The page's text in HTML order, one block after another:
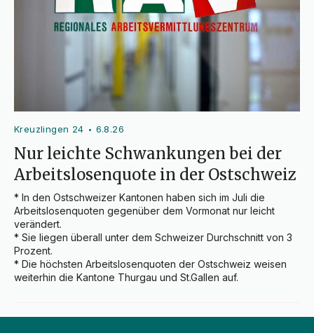
Kreuzlingen 24 • 6.8.26
Nur leichte Schwankungen bei der
Arbeitslosenquote in der Ostschweiz
* In den Ostschweizer Kantonen haben sich im Juli die
Arbeitslosenquoten gegenüber dem Vormonat nur leicht
verändert.
* Sie liegen überall unter dem Schweizer Durchschnitt von 3
Prozent.
* Die höchsten Arbeitslosenquoten der Ostschweiz weisen
weiterhin die Kantone Thurgau und St.Gallen auf.